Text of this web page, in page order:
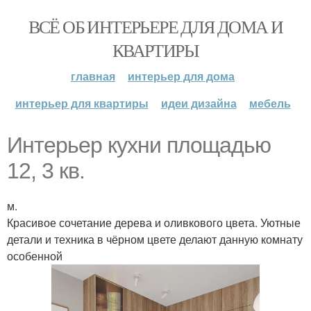
ВСЁ ОБ ИНТЕРЬЕРЕ ДЛЯ ДОМА И
КВАРТИРЫ
главная
интерьер для дома
интерьер для квартиры
идеи дизайна мебель
Интерьер кухни площадью
12, 3 кв.
м.
Красивое сочетание дерева и оливкового цвета. Уютные
детали и техника в чёрном цвете делают данную комнату
особенной